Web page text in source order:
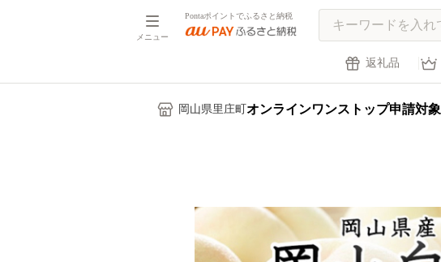
メニュー
Pontaポイントでふるさと納税
返礼品
岡山県里庄町 オンラインワンストップ申請対象